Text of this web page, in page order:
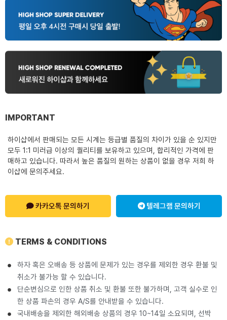
IMPORTANT
하이샵에서 판매되는 모든 시계는 등급별 품질의 차이가 있을 순 있지만
모두 1:1 미러급 이상의 퀄리티를 보유하고 있으며, 합리적인 가격에 판
매하고 있습니다. 따라서 높은 품질의 원하는 상품이 없을 경우 저희 하
이샵에 문의주세요.
카카오톡 문의하기 텔레그램 문의하기
TERMS & CONDITIONS
하자 혹은 오배송 등 상품에 문제가 있는 경우를 제외한 경우 환불 및
취소가 불가능 할 수 있습니다.
단순변심으로 인한 상품 취소 및 환불 또한 불가하며, 고객 실수로 인
한 상품 파손의 경우 A/S를 안내받을 수 있습니다.
국내배송을 제외한 해외배송 상품의 경우 10~14일 소요되며, 선박